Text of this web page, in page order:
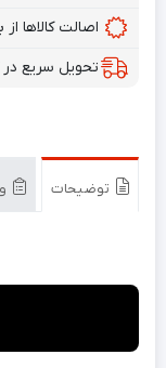
اصالت کالاها
تحویل سریع
توضیحات